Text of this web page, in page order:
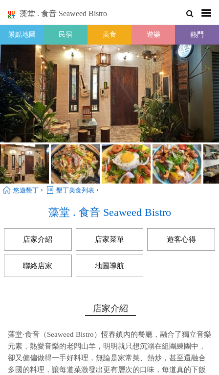
藻堂 . 食音 Seaweed Bistro
景點地圖 民宿 美食 遊樂 熱門
悠遊墾丁 › 墾丁美食列表 ›
藻堂 . 食音 Seaweed Bistro
店家介紹 店家菜單 遊客心得
聯絡店家 地圖導航
店家介紹
藻堂·食音（Seaweed Bistro）恆春鎮內的餐廳，融合了獨立音樂
元素，熱愛音樂的老闆山羊，明明就只想沉溺在組團練團中，
卻又偏偏做得一手好料理，無論是家常菜、熱炒，甚至還融合
多國的料理，讓每道菜激發出更有層次的口味，每道真的下飯